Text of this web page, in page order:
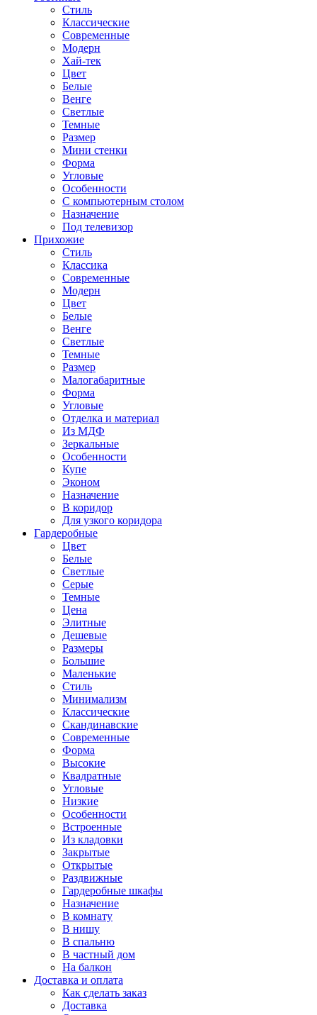
Стиль
Классические
Современные
Модерн
Хай-тек
Цвет
Белые
Венге
Светлые
Темные
Размер
Мини стенки
Форма
Угловые
Особенности
С компьютерным столом
Назначение
Под телевизор
Прихожие
Стиль
Классика
Современные
Модерн
Цвет
Белые
Венге
Светлые
Темные
Размер
Малогабаритные
Форма
Угловые
Отделка и материал
Из МДФ
Зеркальные
Особенности
Купе
Эконом
Назначение
В коридор
Для узкого коридора
Гардеробные
Цвет
Белые
Светлые
Серые
Темные
Цена
Элитные
Дешевые
Размеры
Большие
Маленькие
Стиль
Минимализм
Классические
Скандинавские
Современные
Форма
Высокие
Квадратные
Угловые
Низкие
Особенности
Встроенные
Из кладовки
Закрытые
Открытые
Раздвижные
Гардеробные шкафы
Назначение
В комнату
В нишу
В спальню
В частный дом
На балкон
Доставка и оплата
Как сделать заказ
Доставка